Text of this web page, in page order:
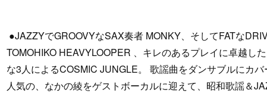
●JAZZYでGROOVYなSAX奏者 MONKY、そしてFATな
TOMOHIKO HEAVYLOOPER 、キレのあるプレイに卓越し
な3人によるCOSMIC JUNGLE。 歌謡曲をダンサブルにカ
人気の、なかの綾をゲストボーカルに迎えて、昭和歌謡＆